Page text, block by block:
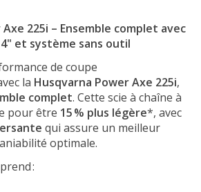
225i – Ensemble complet avec
et système sans outil
de coupe
la Husqvarna Power Axe 225i,
complet. Cette scie à chaîne à
pour être 15 % plus légère*, avec
qui assure un meilleur
optimale.
: